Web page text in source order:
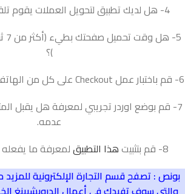
4- هل لديك تطبيق لتحويل العملات يقوم تلقائياً بتبديل العملة؟
5- هل وقت تحميل صفحتك بطيء (أكثر من 7 ثوانٍ على
)؟
6- قم باختبار عمل Checkout على كل من الهاتف المحمول والكمبيوتر
7- قم بوضع اوردر تجريبي لمعرفة هل يقبل
عدمه.
8- قم بتثبيت
هذا التطبيقلمعرفة ما يفعله
بونص : تصفح قسم التجارة الإلكترونية